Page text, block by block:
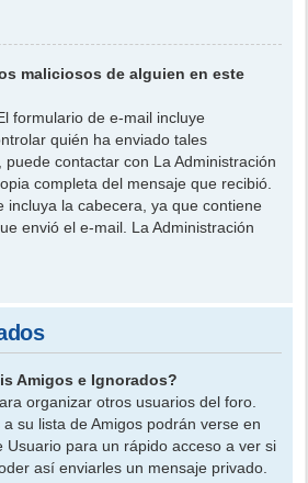
maliciosos de alguien en este
formulario de e-mail incluye
quién ha enviado tales
contactar con La Administración
completa del mensaje que recibió.
incluya la cabecera, ya que contiene
envió el e-mail. La Administración
Amigos e Ignorados?
organizar otros usuarios del foro.
su lista de Amigos podrán verse en
Usuario para un rápido acceso a ver si
así enviarles un mensaje privado.